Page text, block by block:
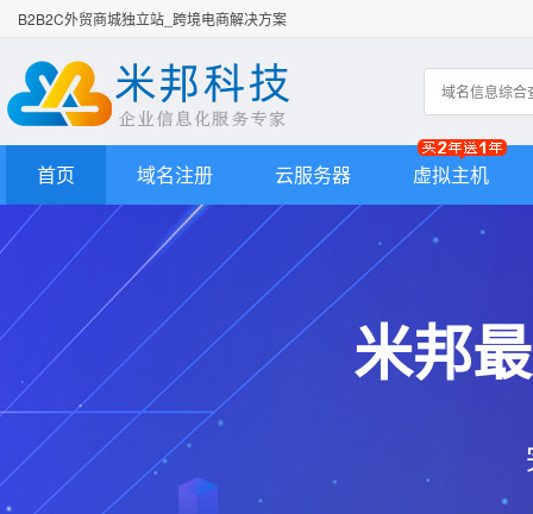
B2B2C外贸商城独立站_跨境电商解决方案
首页 域名注册 云服务器 虚拟主机
米邦